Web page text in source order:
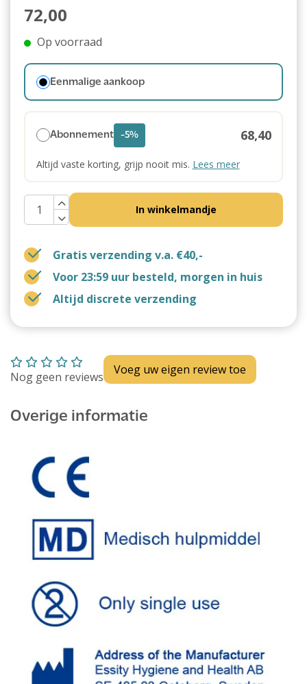
72,00
Op voorraad
Eenmalige aankoop
Abonnement -5% 68,40
Altijd vaste korting, grijp nooit mis. Lees meer
In winkelmandje
Gratis verzending v.a. €40,-
Voor 23:59 uur besteld, morgen in huis
Altijd discrete verzending
Nog geen reviews Voeg uw eigen review toe
Overige informatie